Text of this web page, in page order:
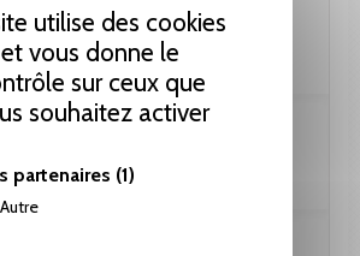
utilise des cookies
et vous donne le
sur ceux que
souhaitez activer
partenaires (1)
Autre
61.55 CHF